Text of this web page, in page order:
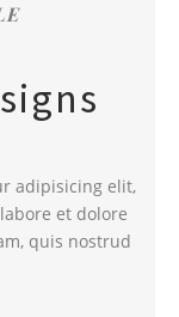
adipisicing elit,
et dolore
quis nostrud